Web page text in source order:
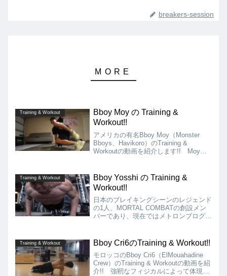
breakers-session
Training & Workout
Bboy Moy の Training &
Workout!!
アメリカの有名Bboy Moy（Monster
Bboys、Havikoro）のTraining &
Workoutの動画を紹介します!! Moyの
行っている様子が窺えます!!
Training & Workout
Bboy Yosshi の Training &
Workout!!
日本のブレイキングシーンのレジェンド
の1人、MORTAL COMBATの創設メン
バーであり、現在ではメトロンブログと
Training & Workout Bboy Cri6のTraining & Workout!!
モロッコのBboy Cri6（ElMouahadine
Crew）のTraining & Workoutの動画を紹
介!! 強靭なフィジカルによって体現さ